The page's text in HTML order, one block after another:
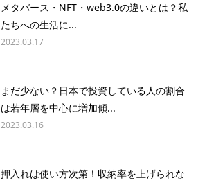
メタバース・NFT・web3.0の違いとは？私
たちへの生活に...
2023.03.17
まだ少ない？日本で投資している人の割合
は若年層を中心に増加傾...
2023.03.16
押入れは使い方次第！収納率を上げられな